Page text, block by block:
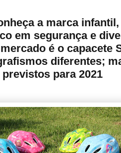
a marca
em segurança e
é o capacete
diferentes;
para 2021